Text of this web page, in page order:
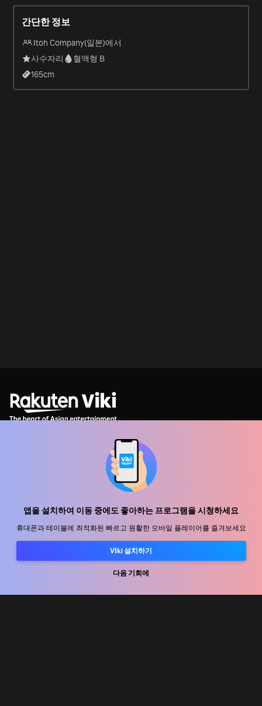
앱을 설치하여 이동 중에도 좋아하는 프로그램을 시청하세요
휴대폰과 테이블에 최적화된 빠르고 원활한 모바일 플레이어를 즐겨보세요
VIki 설치하기
다음 기회에
간단한 정보
Itoh Company(일본)에서
사수자리
혈액형 B
165cm
유통 파트너
미디어 센터, 보도자료
사용 약관